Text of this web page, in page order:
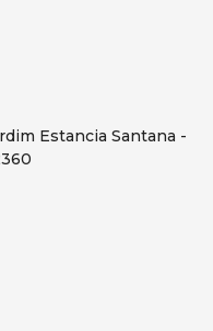
Estancia Santana -